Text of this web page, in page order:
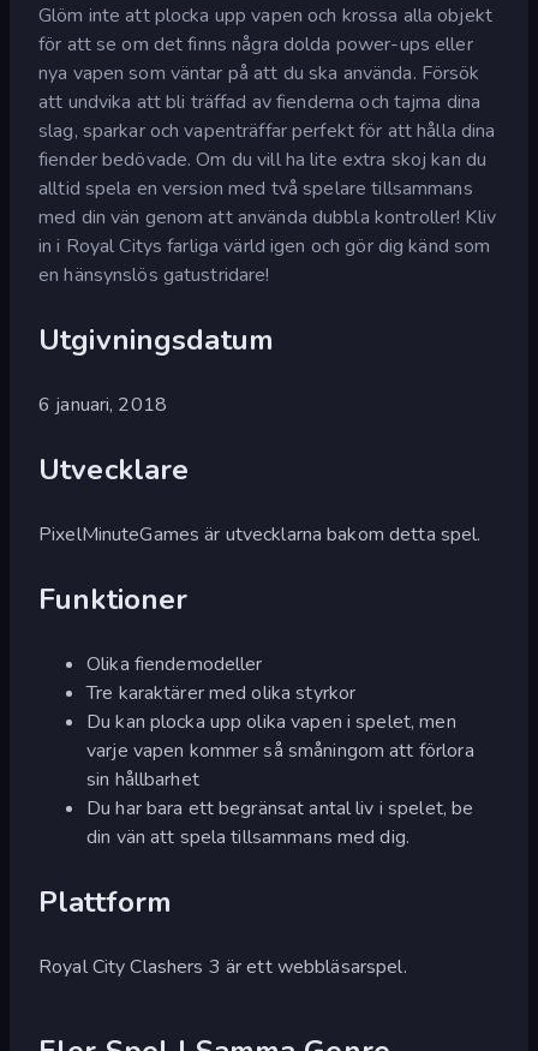
Glöm inte att plocka upp vapen och krossa alla objekt
för att se om det finns några dolda power-ups eller
nya vapen som väntar på att du ska använda. Försök
att undvika att bli träffad av fienderna och tajma dina
slag, sparkar och vapenträffar perfekt för att hålla dina
fiender bedövade. Om du vill ha lite extra skoj kan du
alltid spela en version med två spelare tillsammans
med din vän genom att använda dubbla kontroller! Kliv
in i Royal Citys farliga värld igen och gör dig känd som
en hänsynslös gatustridare!
Utgivningsdatum
6 januari, 2018
Utvecklare
PixelMinuteGames är utvecklarna bakom detta spel.
Funktioner
Olika fiendemodeller
Tre karaktärer med olika styrkor
Du kan plocka upp olika vapen i spelet, men
varje vapen kommer så småningom att förlora
sin hållbarhet
Du har bara ett begränsat antal liv i spelet, be
din vän att spela tillsammans med dig.
Plattform
Royal City Clashers 3 är ett webbläsarspel.